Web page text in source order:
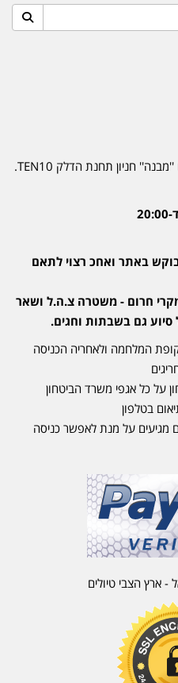
האילן 4 אור עקיבא - מתחם העסקים ''מבנה'' חניון תחנת הדלק TEN10.
באתר ואחכ רצוי לתאם
חרום - משטרה צ.ה.ל ושאר
סיוע גם בשבתות וחגים.
המלחמה ולאחריה הכניסה
על כל אגפי משרד הביטחון
בטלפון
מגיעים על מנת לאפשר כניסה
- ארץ הצבי טיולים